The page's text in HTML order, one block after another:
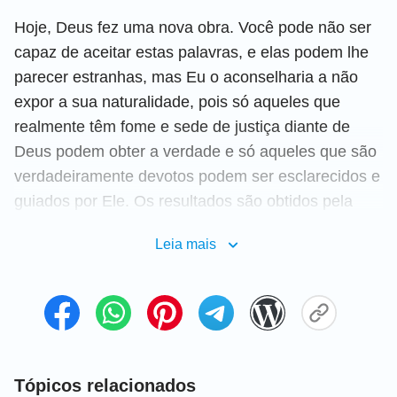
Hoje, Deus fez uma nova obra. Você pode não ser
capaz de aceitar estas palavras, e elas podem lhe
parecer estranhas, mas Eu o aconselharia a não
expor a sua naturalidade, pois só aqueles que
realmente têm fome e sede de justiça diante de
Deus podem obter a verdade e só aqueles que são
verdadeiramente devotos podem ser esclarecidos e
guiados por Ele. Os resultados são obtidos pela
com brigas e contendas. Quando Eu digo que “hoje,
questão do retorno de Deus para a carne. Talvez
estas palavras não o incomodem; talvez você as
grande interesse para você. Qualquer que seja o
Leia mais
Tópicos relacionados